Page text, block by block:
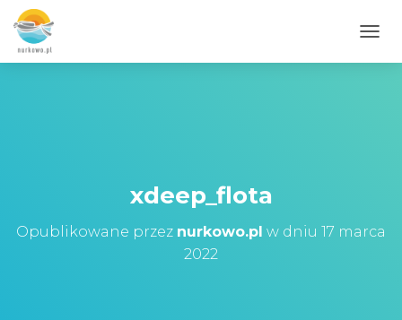
xdeep_flota
Opublikowane przez nurkowo.pl w dniu 17 marca
2022